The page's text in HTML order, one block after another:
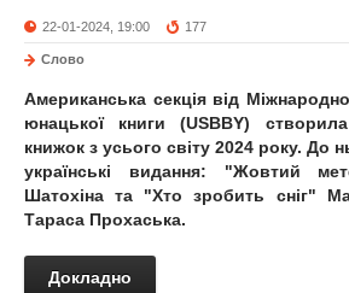
22-01-2024, 19:00 177
Слово
Американська секція від
юнацької книги (USBBY)
книжок з усього світу 2024 року. До
українські видання: "Жовтий
Шатохіна та "Хто зробить сніг"
Тараса Прохаська.
Докладно